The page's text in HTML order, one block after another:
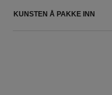
KUNSTEN Å PAKKE INN